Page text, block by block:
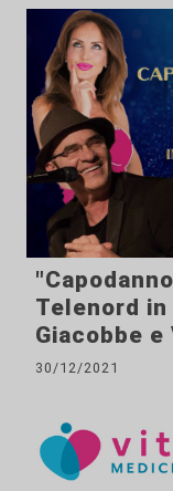
Telenord
Giacobbe e
30/12/2021